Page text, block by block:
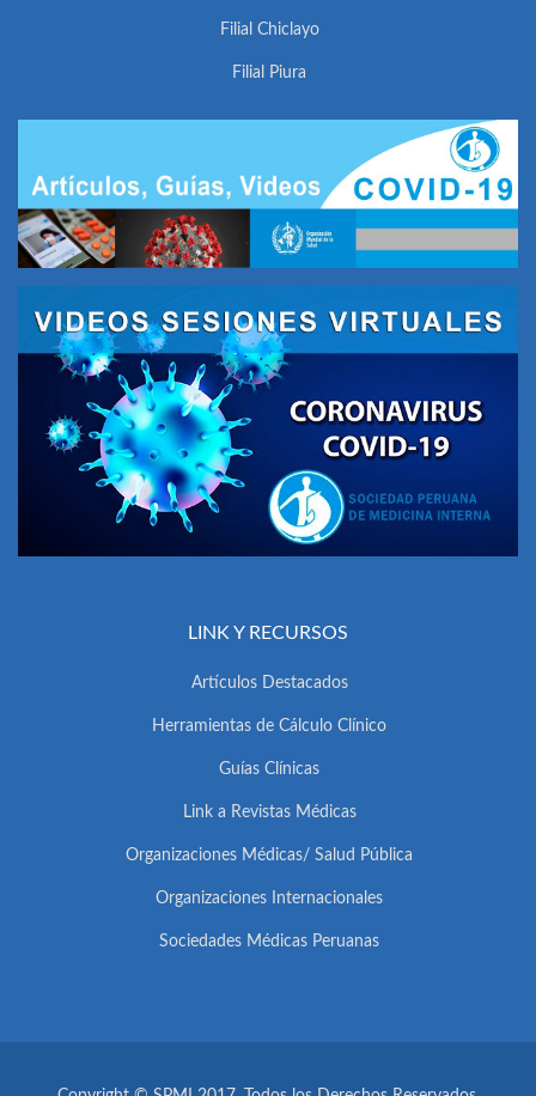
Filial Chiclayo
Filial Piura
LINK Y RECURSOS
Artículos Destacados
Herramientas de Cálculo Clínico
Guías Clínicas
Link a Revistas Médicas
Organizaciones Médicas/ Salud Pública
Organizaciones Internacionales
Sociedades Médicas Peruanas